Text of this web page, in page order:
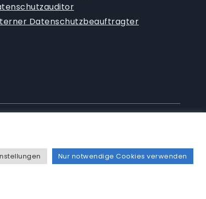
Datenschutzbeauftragter
Nur notwendige Cookies verwenden